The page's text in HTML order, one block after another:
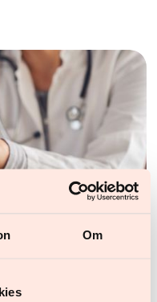
Om
Managar